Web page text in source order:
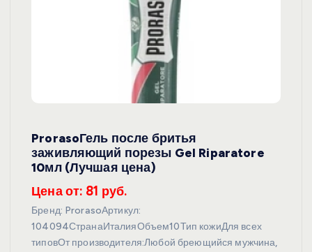
ProrasoГель после бритья
заживляющий порезы Gel Riparatore
10мл (Лучшая цена)
Цена от: 81 руб.
Бренд: ProrasoАртикул:
104094СтранаИталияОбъем10Тип кожиДля всех
типовОт производителя:Любой бреющийся мужчина,